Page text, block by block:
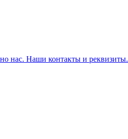
нас. Наши контакты и реквизиты.